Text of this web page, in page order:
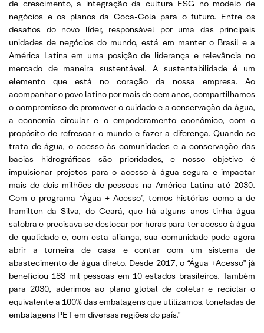
de crescimento, a integração da cultura ESG no modelo de
negócios e os planos da Coca-Cola para o futuro. Entre os
desafios do novo líder, responsável por uma das principais
unidades de negócios do mundo, está em manter o Brasil e a
América Latina em uma posição de liderança e relevância no
mercado de maneira sustentável. A sustentabilidade é um
elemento que está no coração da nossa empresa. Ao
acompanhar o povo latino por mais de cem anos, compartilhamos
o compromisso de promover o cuidado e a conservação da água,
a economia circular e o empoderamento econômico, com o
propósito de refrescar o mundo e fazer a diferença. Quando se
trata de água, o acesso às comunidades e a conservação das
bacias hidrográficas são prioridades, e nosso objetivo é
impulsionar projetos para o acesso à água segura e impactar
mais de dois milhões de pessoas na América Latina até 2030.
Com o programa “Água + Acesso”, temos histórias como a de
Iramilton da Silva, do Ceará, que há alguns anos tinha água
salobra e precisava se deslocar por horas para ter acesso à água
de qualidade e, com esta aliança, sua comunidade pode agora
abrir a torneira de casa e contar com um sistema de
abastecimento de água direto. Desde 2017, o “Água +Acesso” já
beneficiou 183 mil pessoas em 10 estados brasileiros. Também
para 2030, aderimos ao plano global de coletar e reciclar o
equivalente a 100% das embalagens que utilizamos. toneladas de
embalagens PET em diversas regiões do país.”